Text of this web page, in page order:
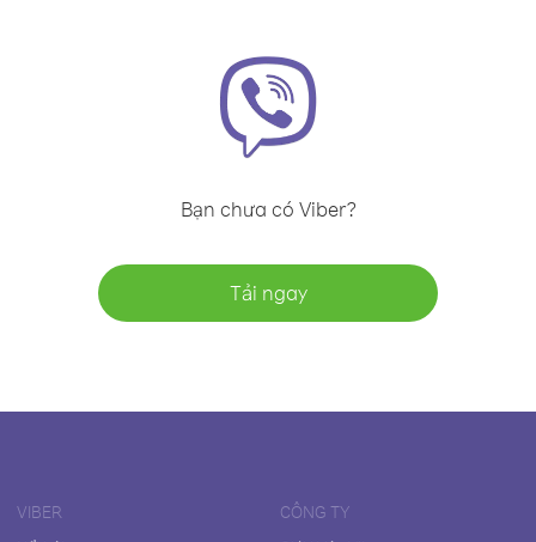
Bạn chưa có Viber?
Tải ngay
VIBER CÔNG TY